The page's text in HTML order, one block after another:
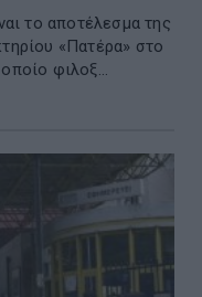
το αποτέλεσμα της
«Πατέρα» στο
φιλοξ...